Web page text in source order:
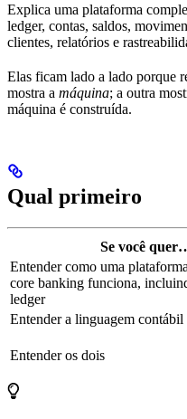
Explica uma plataforma
ledger, contas, saldos,
clientes, relatórios e
Elas ficam lado a lado porque
mostra a máquina; a outra
máquina é construída.
Qual primeiro
Se você
Entender como uma
core banking funciona,
ledger
Entender a linguagem contábil
Entender os dois